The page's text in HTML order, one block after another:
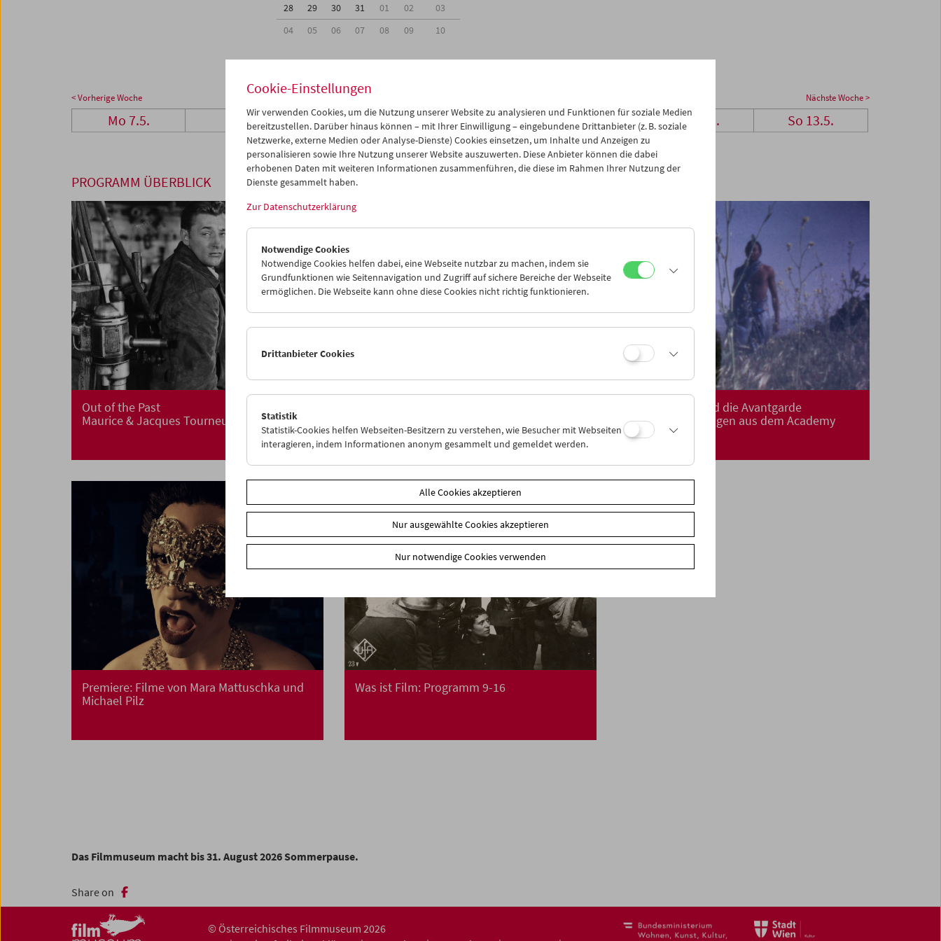
28
29 30 31 01 02
03
04
05 06 07 08 09 10
< Vorherige Woche Nächste Woche >
Mo 7.5. Di 8.5. Mi 9.5. Do 10.5. Fr 11.5. Sa 12.5. So 13.5.
PROGRAMM ÜBERBLICK
Out of the Past
Maurice & Jacques Tourneur
Die Academy und die Avantgarde
Filmrestaurierungen aus dem Academy
Film Archive
Premiere: Filme von Mara Mattuschka und
Michael Pilz
Was ist Film: Programm 9-16
Das Filmmuseum macht bis 31. August 2026 Sommerpause.
Share on
© Österreichisches Filmmuseum 2026
Cookie-Einstellungen
Wir verwenden Cookies, um die Nutzung unserer Website zu analysieren und Funktionen für soziale Medien
bereitzustellen. Darüber hinaus können – mit Ihrer Einwilligung – eingebundene Drittanbieter (z. B. soziale
Netzwerke, externe Medien oder Analyse-Dienste) Cookies einsetzen, um Inhalte und Anzeigen zu
personalisieren sowie Ihre Nutzung unserer Website auszuwerten. Diese Anbieter können die dabei
erhobenen Daten mit weiteren Informationen zusammenführen, die diese im Rahmen Ihrer Nutzung der
Dienste gesammelt haben.
Zur Datenschutzerklärung
Notwendige Cookies
Notwendige Cookies helfen dabei, eine Webseite nutzbar zu machen, indem sie
Grundfunktionen wie Seitennavigation und Zugriff auf sichere Bereiche der Webseite
ermöglichen. Die Webseite kann ohne diese Cookies nicht richtig funktionieren.
Drittanbieter Cookies
Statistik
Statistik-Cookies helfen Webseiten-Besitzern zu verstehen, wie Besucher mit Webseiten
interagieren, indem Informationen anonym gesammelt und gemeldet werden.
Alle Cookies akzeptieren
Nur ausgewählte Cookies akzeptieren
Nur notwendige Cookies verwenden